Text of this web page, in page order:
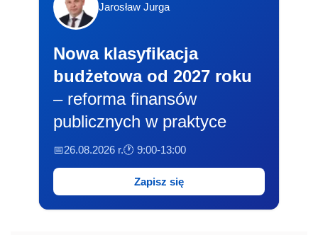
Jarosław Jurga
Nowa klasyfikacja
budżetowa od 2027 roku
– reforma finansów
publicznych w praktyce
📅26.08.2026 r.🕐 9:00-13:00
Zapisz się